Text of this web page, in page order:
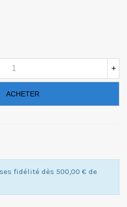
+
ACHETER
fidélité dès 500,00 € de